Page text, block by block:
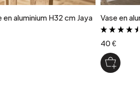
aluminium H32 cm Jaya Vase en
40 €